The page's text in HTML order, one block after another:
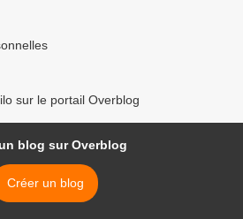
sur le portail Overblog
blog sur Overblog
Créer un blog